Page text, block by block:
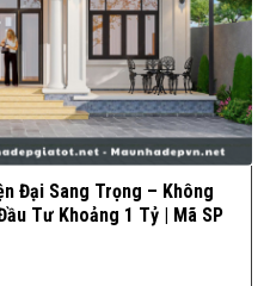
Đại Sang Trọng – Không
Tư Khoảng 1 Tỷ | Mã SP